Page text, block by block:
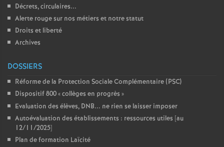
Décrets, circulaires...
Alerte rouge sur nos métiers et notre statut
Droits et liberté
Archives
DOSSIERS
Réforme de la Protection Sociale Complémentaire (PSC)
Dispositif 800 «collèges en progrès »
Evaluation des élèves, DNB... ne rien se laisser imposer
Autoévaluation des établissements : ressources utiles [au
12/11/2025]
Plan de formation Laïcité